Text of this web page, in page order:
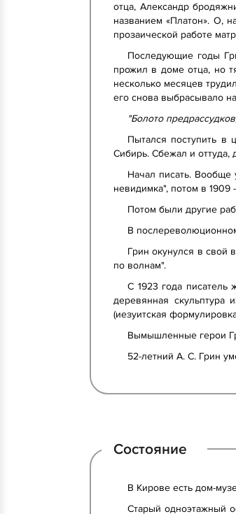
отца, Александр
названием «Платон». О,
прозаической работе
Последующие годы
прожил в доме отца, но
несколько месяцев
его снова выбрасывало
"Болото
Пытался поступить
Сибирь. Сбежал и оттуда,
Начал писать. Вообще
невидимка", потом в 1909
Потом были другие
В
Грин окунулся в свой
по волнам".
С 1923 года писатель
деревянная
(иезуитская
Вымышленные герои
52-летний А. С. Грин
Состояние
В Кирове есть дом-
Старый одноэтажный